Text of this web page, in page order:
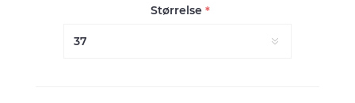
Størrelse*